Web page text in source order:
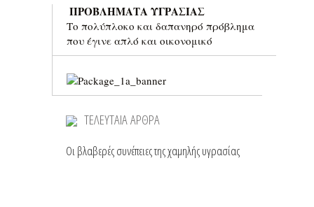
ΠΡΟΒΛΗΜΑΤΑ ΥΓΡΑΣΙΑΣ
Το πολύπλοκο και δαπανηρό πρόβλημα
που έγινε απλό και οικονομικό
ΤΕΛΕΥΤΑΙΑ ΑΡΘΡΑ
Οι βλαβερές συνέπειες της χαμηλής υγρασίας